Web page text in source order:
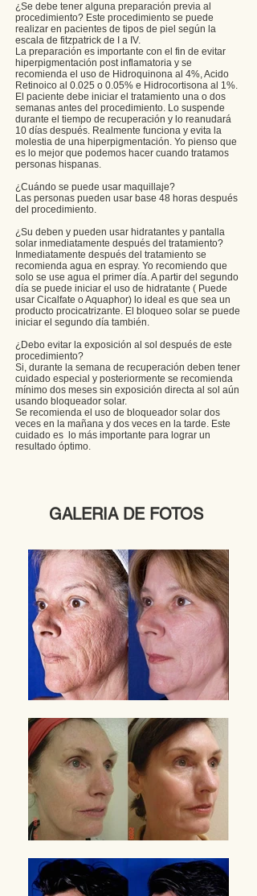
GALERIA DE FOTOS
¿Se debe tener alguna preparación previa al
procedimiento? Este procedimiento se puede
realizar en pacientes de tipos de piel según la
escala de fitzpatrick de I a IV.
La preparación es importante con el fin de evitar
hiperpigmentación post inflamatoria y se
recomienda el uso de Hidroquinona al 4%, Acido
Retinoico al 0.025 o 0.05% e Hidrocortisona al 1%.
El paciente debe iniciar el tratamiento una o dos
semanas antes del procedimiento. Lo suspende
durante el tiempo de recuperación y lo reanudará
10 días después. Realmente funciona y evita la
molestia de una hiperpigmentación. Yo pienso que
es lo mejor que podemos hacer cuando tratamos
personas hispanas.
¿Cuándo se puede usar maquillaje?
Las personas pueden usar base 48 horas después
del procedimiento.
¿Su deben y pueden usar hidratantes y pantalla
solar inmediatamente después del tratamiento?
Inmediatamente después del tratamiento se
recomienda agua en espray. Yo recomiendo que
solo se use agua el primer día. A partir del segundo
día se puede iniciar el uso de hidratante ( Puede
usar Cicalfate o Aquaphor) lo ideal es que sea un
producto procicatrizante. El bloqueo solar se puede
iniciar el segundo día también.
¿Debo evitar la exposición al sol después de este
procedimiento?
Si, durante la semana de recuperación deben tener
cuidado especial y posteriormente se recomienda
mínimo dos meses sin exposición directa al sol aún
usando bloqueador solar.
Se recomienda el uso de bloqueador solar dos
veces en la mañana y dos veces en la tarde. Este
cuidado es lo más importante para lograr un
resultado óptimo.